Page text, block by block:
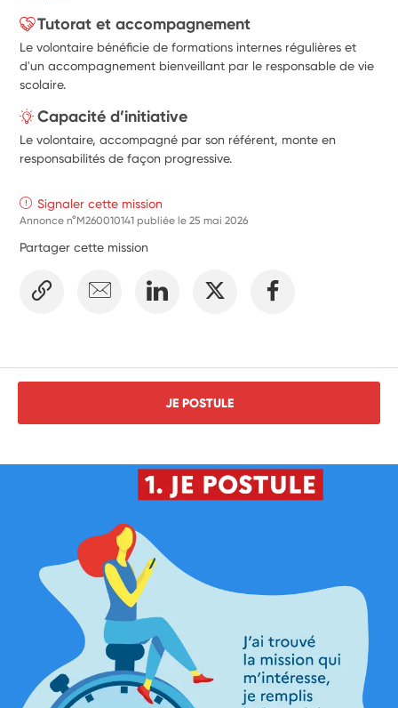
participation à des jeux;
être en posture de responsabilité: transmettre les
informations importantes aux responsables, préserver la
confidentialité;
représenter auprès des visiteurs;
incarner, aux yeux des élèves, une figure d'engagement
citoyen;
Tutorat et accompagnement
Le volontaire bénéficie de formations internes régulières et
d'un accompagnement bienveillant par le responsable de vie
scolaire.
Capacité d’initiative
Le volontaire, accompagné par son référent, monte en
responsabilités de façon progressive.
Signaler cette mission
Annonce n°M260010141 publiée le25 mai 2026
Partager cette mission
JE POSTULE